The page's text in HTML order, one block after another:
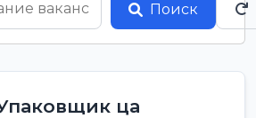
Поиск
ца